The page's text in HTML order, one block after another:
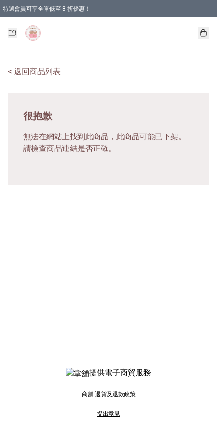
特選會員可享全單低至 8 折優惠！
< 返回商品列表
很抱歉
無法在網站上找到此商品，此商品可能已下架。
請檢查商品連結是否正確。
提供電子商貿服務
商舖 退貨及退款政策
提出意見